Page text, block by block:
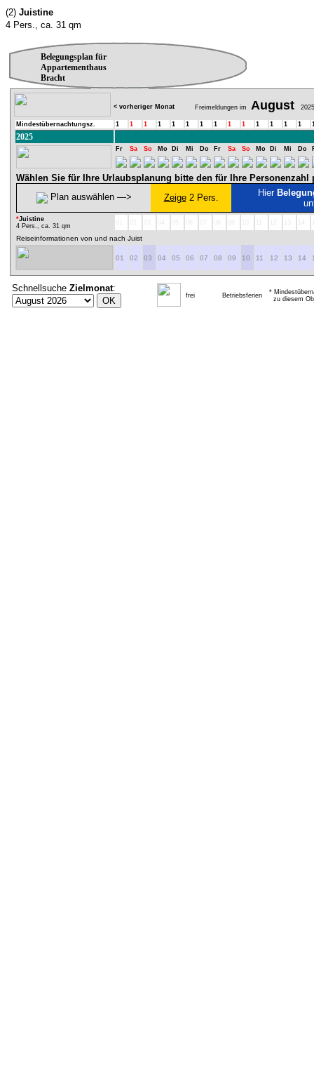
(2) Juistine
4 Pers., ca. 31 qm
Belegungsplan für
Appartementhaus
Bracht
< vorheriger Monat Freimeldungen im August 2025
Mindestübernachtungsz. 1 1 1 1 1 1 1 1 1 1 1 1 1 1
2025
Fr Sa So Mo Di Mi Do Fr Sa So Mo Di Mi Do
Wählen Sie für Ihre Urlaubsplanung bitte den für Ihre Personenzahl
Plan auswählen ―>
Zeige2 Pers. Hier
*Juistine
4 Pers., ca. 31 qm
Reiseinformationen von und nach Juist
01 02 03 04 05 06 07 08 09 10 11 12 13 14
Schnellsuche Zielmonat:
frei Betriebsferien
*
zu diesem